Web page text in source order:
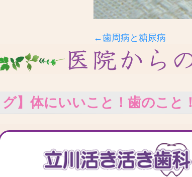
←歯周病と糖尿病
グ】体にいいこと！歯のこと！